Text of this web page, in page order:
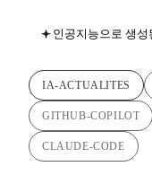
인공지능으로 생성
IA-ACTUALITES
GITHUB-COPILOT
CLAUDE-CODE